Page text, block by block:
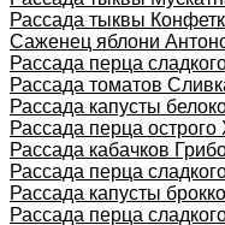
Рассада тыквы
Саженец яблони
Рассада перца
Рассада томатов
Рассада капусты
Рассада перца
Рассада кабачков
Рассада перца
Рассада капусты
Рассада перца